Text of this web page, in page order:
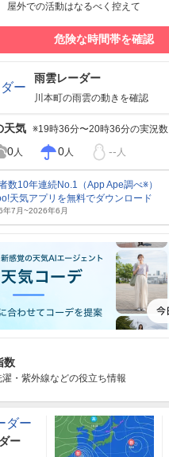
屋外での活動はなるべく控えて
危険な時間帯を確認
雨雲レーダー
川本町の雨雲の動きを確認
天気 ※19時36分〜20時36分の実況数
0人 0人 -- 人
数
濯・紫外線などの役立ち情報
ー